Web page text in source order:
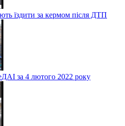
їздити за кермом після ДТП
за 4 лютого 2022 року